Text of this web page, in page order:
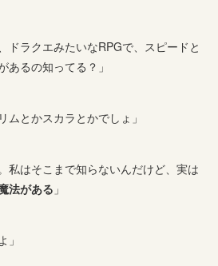
ドラクエみたいなRPGで、スピードと
あるの知ってる？」
ムとかスカラとかでしょ」
私はそこまで知らないんだけど、実は
法がある 」
」